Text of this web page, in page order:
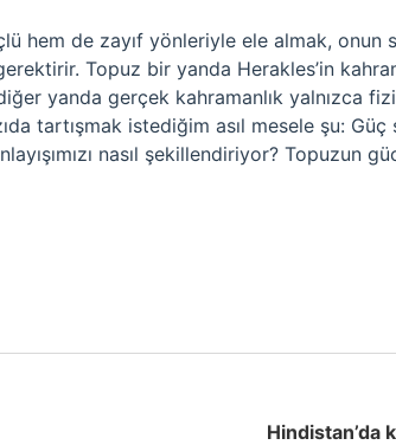
hem de zayıf yönleriyle ele almak, onun
Topuz bir yanda Herakles’in
yanda gerçek kahramanlık yalnızca
tartışmak istediğim asıl mesele şu: Güç
nasıl şekillendiriyor? Topuzun
Hindistan’da